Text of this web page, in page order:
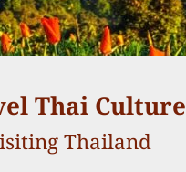
Thai Culture
Thailand